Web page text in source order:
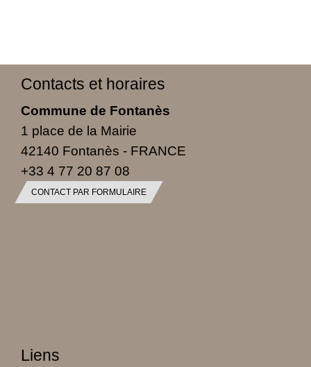
Contacts et horaires
Commune de Fontanès
1 place de la Mairie
42140 Fontanès - FRANCE
+33 4 77 20 87 08
CONTACT PAR FORMULAIRE
Liens